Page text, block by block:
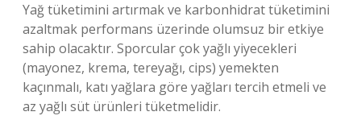
Yağ tüketimini artırmak ve karbonhidrat tüketimini
azaltmak performans üzerinde olumsuz bir etkiye
sahip olacaktır. Sporcular çok yağlı yiyecekleri
(mayonez, krema, tereyağı, cips) yemekten
kaçınmalı, katı yağlara göre yağları tercih etmeli ve
az yağlı süt ürünleri tüketmelidir.